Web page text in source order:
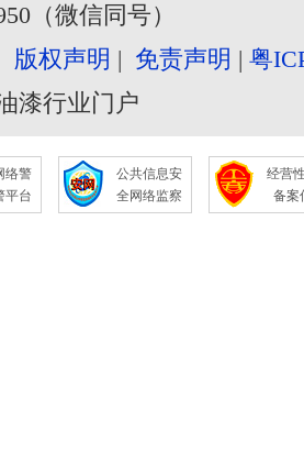
（微信同号）
版权声明 | 免责声明 |粤
漆行业门户
络警
平台
公共信息安
全网络监察
经营
备案